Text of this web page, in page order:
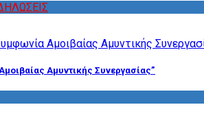
Αμυντικής Συνεργασίας”